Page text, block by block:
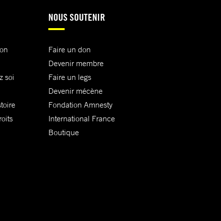
soi
NOUS SOUTENIR
Faire un don
Devenir membre
Faire un legs
Devenir mécène
Fondation Amnesty
International France
Boutique